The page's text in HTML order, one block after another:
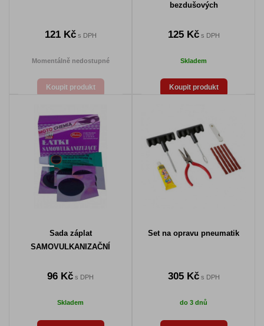
121 Kčs DPH
Momentálně nedostupné
Koupit produkt
bezdušových
125 Kčs DPH
Skladem
Koupit produkt
Sada záplat
SAMOVULKANIZAČNÍ
96 Kč s DPH
Skladem
Set na opravu pneumatik
305 Kčs DPH
do 3 dnů